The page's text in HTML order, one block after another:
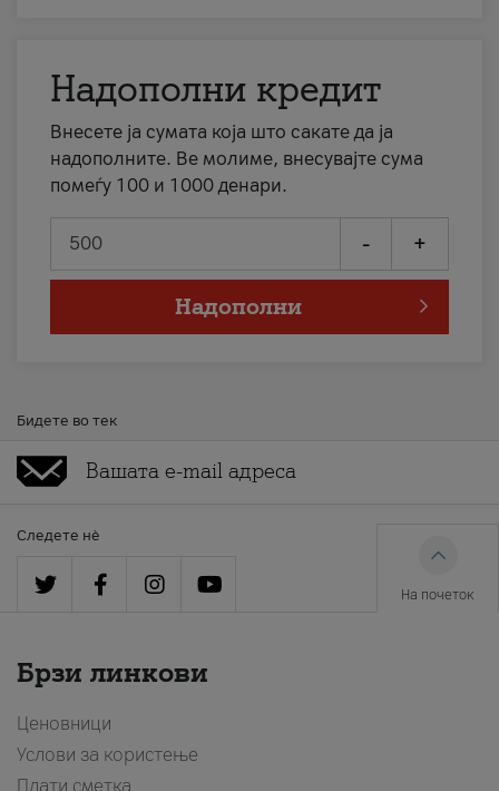
Надополни кредит
Внесете ја сумата која што сакате да ја
надополните. Ве молиме, внесувајте сума
помеѓу 100 и 1000 денари.
- +
Надополни
Бидете во тек
Следете нè
На почеток
Брзи линкови
Ценовници
Услови за користење
Плати сметка